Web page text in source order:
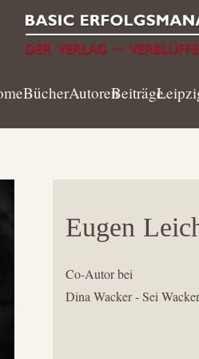
BücherAutorenBeiträge
Eugen
Co-Autor bei
Dina Wacker - Sei Wacker